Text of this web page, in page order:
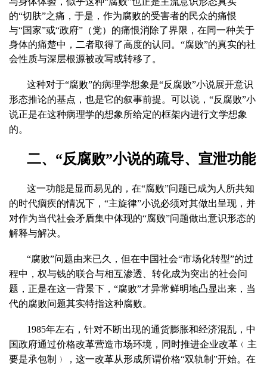
的“切肤”之痛，于是，作为腐败的受害者的民众的痛恨
与“国家”或“政府”（党）的痛恨消除了界限，在同一种关于
身体的痛楚中，二者取得了高度的认同。“腐败”的真实的社
会性质与深层根源被改写或转移了。
这种对于“腐败”的病理学想象是“反腐败”小说展开意识
形态推论的基点，也是它的叙事前提。可以说，“反腐败”小
说正是在这种病理学的想象所给定的框架内进行文学想象
的。
二、“反腐败”小说的疏导、宣泄功能
这一功能是显而易见的，在“腐败”问题已成为人所共知
的时代痼疾的情况下，“主旋律”小说必须对其做出呈现，并
对作为当代社会矛盾集中体现的“腐败”问题做出意识形态的
解释与解决。
“腐败”问题由来已久，但在中国社会“市场化转型”的过
程中，权与钱的联合与相互渗透、转化成为突出的社会问
题，正是在这一背景下，“腐败”才异常鲜明地凸显出来，当
代的腐败问题其实特指这种腐败。
1985年左右，针对不断出现的通货膨胀和经济混乱，中
国政府通过价格改革营造市场环境，同时推进企业改革﹙主
要是承包制﹚，这一改革从形成所谓价格“双轨制”开始。在